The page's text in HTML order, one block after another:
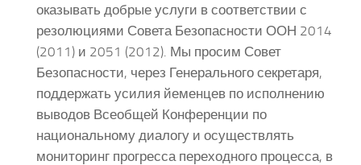
оказывать добрые услуги в соответствии с
резолюциями Совета Безопасности ООН 2014
(2011) и 2051 (2012). Мы просим Совет
Безопасности, через Генерального секретаря,
поддержать усилия йеменцев по исполнению
выводов Всеобщей Конференции по
национальному диалогу и осуществлять
мониторинг прогресса переходного процесса, в